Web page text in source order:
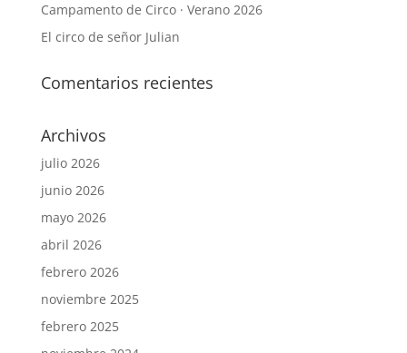
Campamento de Circo · Verano 2026
El circo de señor Julian
Comentarios recientes
Archivos
julio 2026
junio 2026
mayo 2026
abril 2026
febrero 2026
noviembre 2025
febrero 2025